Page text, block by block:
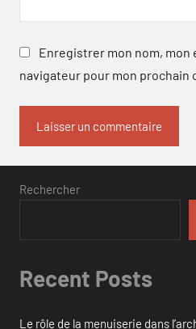
Enregistrer mon nom, mon
navigateur pour mon prochain
Rechercher
Recent Posts
Le rôle de la menuiserie dans